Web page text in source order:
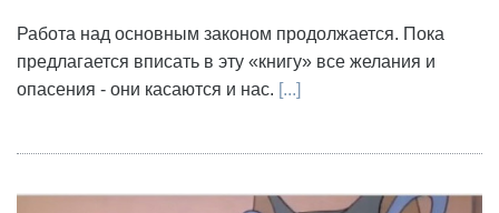
Работа над основным законом продолжается. Пока
предлагается вписать в эту «книгу» все желания и
опасения - они касаются и нас. [...]